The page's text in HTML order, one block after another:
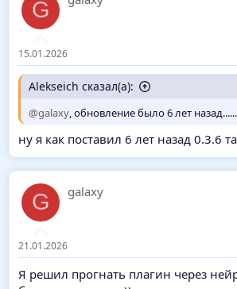
G
15.01.2026
Alekseich сказал(а):
@galaxy, обновление было 6 лет
ну я как поставил 6 лет назад 0.3.6
G galaxy
21.01.2026
Я решил прогнать плагин через